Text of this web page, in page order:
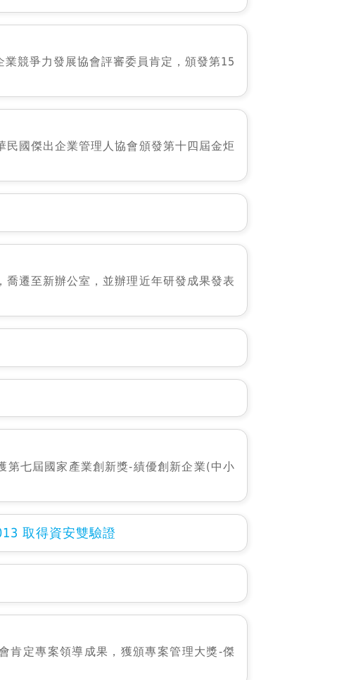
業競爭力發展協會評審委員肯定，頒發第15
國傑出企業管理人協會頒發第十四屆金炬
遷至新辦公室，並辦理近年研發成果發表
第七屆國家產業創新獎-績優創新企業(中小
取得資安雙驗證
肯定專案領導成果，獲頒專案管理大獎-傑